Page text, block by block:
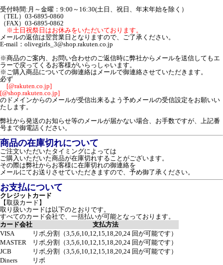
受付時間:月～金曜：9:00～16:30(土日、祝日、年末年始を除く）
（TEL）03-6895-0860
（FAX）03-6895-0862
※土日祝祭日はお休みをいただいております。
メールの返信は翌営業日となりますので、ご了承ください。
E-mail：olivegirls_3@shop.rakuten.co.jp
※商品のご案内、お問い合わせのご返信時に弊社からメールを送信してもエ
ラーで戻ってくるお客様がいらっしゃいます。
※ご購入商品についての御連絡はメールで御連絡させていただきます。
必ず
[@rakuten.co.jp]
[@shop.rakuten.co.jp]
のドメインからのメールが受信出来るよう予めメールの受信設定をお願いい
たします。
弊社から発送のお知らせ等のメールが届かない場合、お手数ですが、上記番
号まで御電話ください。
商品の在庫切れについて
ご注文いただいたタイミングによっては
ご購入いただいた商品が在庫切れすることがございます。
その際は弊社からお客様に在庫切れの御連絡を
メールにてお送りさせていただきますので、予め御了承ください。
お支払について
クレジットカード
【取扱カード】
取り扱いカードは以下のとおりです。
すべてのカード会社で、一括払いが可能となっております。
カード会社
支払方法
VISA
リボ,分割（3,5,6,10,12,15,18,20,24 回が可能です）
MASTER
リボ,分割（3,5,6,10,12,15,18,20,24 回が可能です）
JCB
リボ,分割（3,5,6,10,12,15,18,20,24 回が可能です）
Diners
リボ